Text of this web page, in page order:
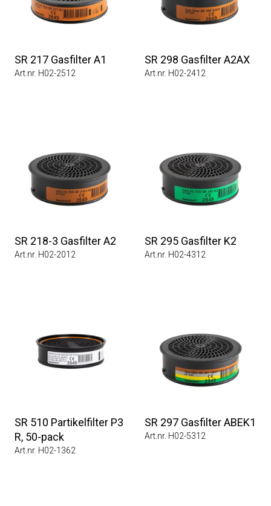
SR 217 Gasfilter A1
Art.nr. H02-2512
SR 298 Gasfilter A2AX
Art.nr. H02-2412
SR 218-3 Gasfilter A2
Art.nr. H02-2012
SR 295 Gasfilter K2
Art.nr. H02-4312
SR 510 Partikelfilter P3
R, 50-pack
Art.nr. H02-1362
SR 297 Gasfilter ABEK1
Art.nr. H02-5312